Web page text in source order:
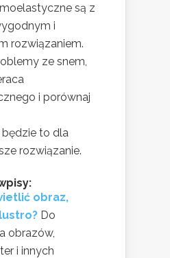
są z
i
rozwiązaniem.
ze snem,
i porównaj
będzie to dla
rozwiązanie.
obraz,
Do
obrazów,
i innych